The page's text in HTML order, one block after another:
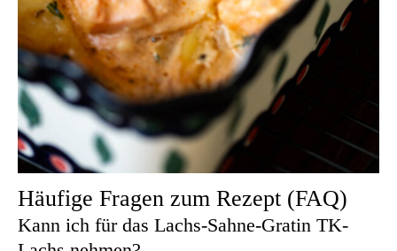
Häufige Fragen zum Rezept (FAQ)
Kann ich für das Lachs-Sahne-Gratin TK-